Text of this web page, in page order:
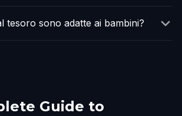
tesoro sono adatte ai bambini?
Guide to